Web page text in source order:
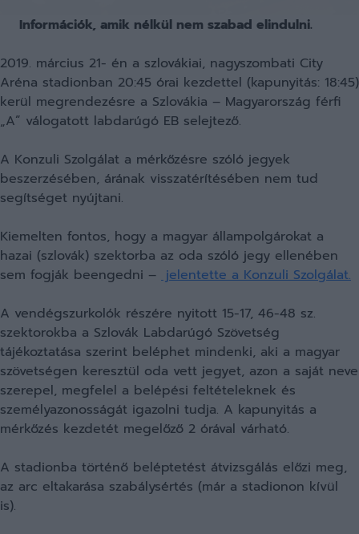
Információk, amik nélkül nem szabad elindulni.
2019. március 21- én a szlovákiai, nagyszombati City
Aréna stadionban 20:45 órai kezdettel (kapunyitás: 18:45)
kerül megrendezésre a Szlovákia – Magyarország férfi
„A” válogatott labdarúgó EB selejtező.
A Konzuli Szolgálat a mérkőzésre szóló jegyek
beszerzésében, árának visszatérítésében nem tud
segítséget nyújtani.
Kiemelten fontos, hogy a magyar állampolgárokat a
hazai (szlovák) szektorba az oda szóló jegy ellenében
sem fogják beengedni – jelentette a Konzuli Szolgálat.
A vendégszurkolók részére nyitott 15-17, 46-48 sz.
szektorokba a Szlovák Labdarúgó Szövetség
tájékoztatása szerint beléphet mindenki, aki a magyar
szövetségen keresztül oda vett jegyet, azon a saját neve
szerepel, megfelel a belépési feltételeknek és
személyazonosságát igazolni tudja. A kapunyitás a
mérkőzés kezdetét megelőző 2 órával várható.
A stadionba történő beléptetést átvizsgálás előzi meg,
az arc eltakarása szabálysértés (már a stadionon kívül
is).